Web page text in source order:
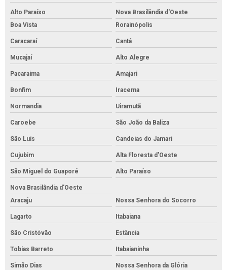
Alto Paraíso
Nova Brasilândia d'Oeste
Boa Vista
Rorainópolis
Caracaraí Cantá
Mucajaí Alto Alegre
Pacaraima Amajari
Bonfim Iracema
Normandia Uiramutã
Caroebe São João da Baliza
São Luís Candeias do Jamari
Cujubim Alta Floresta d'Oeste
São Miguel do Guaporé Alto Paraíso
Nova Brasilândia d'Oeste
Aracaju
Nossa Senhora do Socorro
Lagarto Itabaiana
São Cristóvão Estância
Tobias Barreto Itabaianinha
Simão Dias Nossa Senhora da Glória